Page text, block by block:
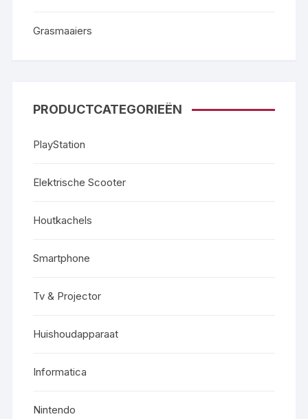
Grasmaaiers
PRODUCTCATEGORIEËN
PlayStation
Elektrische Scooter
Houtkachels
Smartphone
Tv & Projector
Huishoudapparaat
Informatica
Nintendo